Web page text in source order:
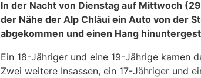
In der Nacht von Dienstag auf Mittwoch
der Nähe der Alp Chläui ein Auto von der
abgekommen und einen Hang
Ein 18-Jähriger und eine 19-Jährige kamen
Zwei weitere Insassen, ein 17-Jähriger und